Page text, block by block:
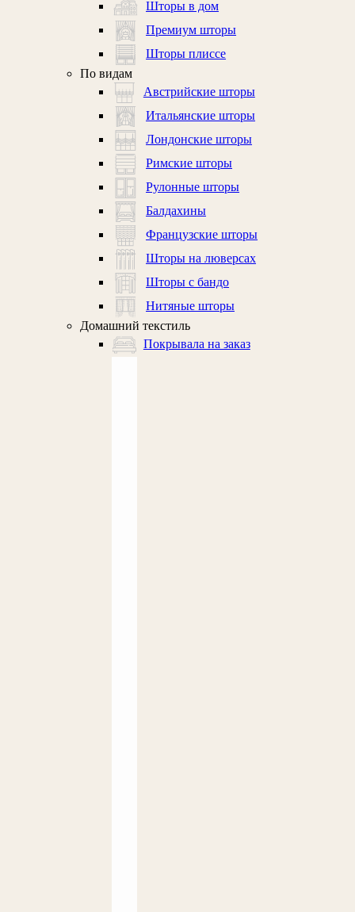
Шторы в дом
Премиум шторы
Шторы плиссе
По видам
Австрийские шторы
Итальянские шторы
Лондонские шторы
Римские шторы
Рулонные шторы
Балдахины
Французские шторы
Шторы на люверсах
Шторы с бандо
Нитяные шторы
Домашний текстиль
Покрывала на заказ